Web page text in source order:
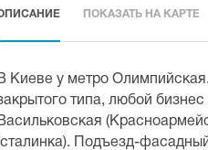
ПОКАЗАТЬ НА КАРТЕ
Киеве у метро
типа, любой
Подъезд-